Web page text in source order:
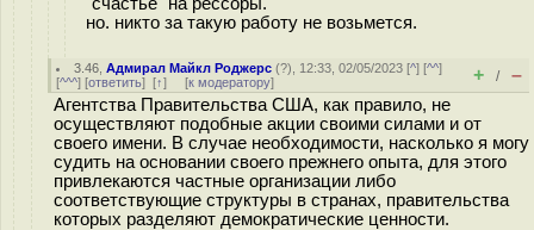
но. никто за такую работу не возьмется.
3.46 ,Адмирал Майкл Роджерс (?), 12:33, 02/05/2023 [^] [^^]
[^^^] [ответить] [↑] [к модератору] + / –
Агентства Правительства США, как правило, не
осуществляют подобные акции своими силами и от
своего имени. В случае необходимости, насколько я могу
судить на основании своего прежнего опыта, для этого
привлекаются частные организации либо
соответствующие структуры в странах, правительства
которых разделяют демократические ценности.